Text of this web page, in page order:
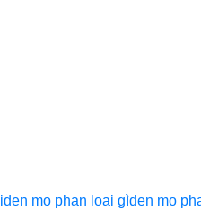
den mo phan loai gìden mo